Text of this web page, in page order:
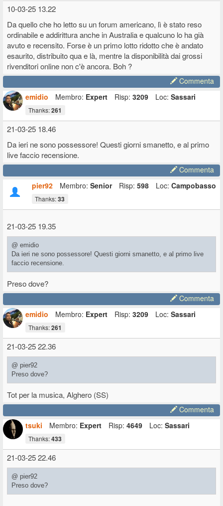
10-03-25 13.22
Da quello che ho letto su un forum americano, lì è stato reso
ordinabile e addirittura anche in Australia e qualcuno lo ha già
avuto e recensito. Forse è un primo lotto ridotto che è andato
esaurito, distribuito qua e là, mentre la disponibilità dai grossi
rivenditori online non c'è ancora. Boh ?
Commenta
emidio
Membro: Expert Risp: 3209 Loc: Sassari
Thanks:261
21-03-25 18.46
Da ieri ne sono possessore! Questi giorni smanetto, e al primo
live faccio recensione.
Commenta
pier92
Membro: Senior Risp: 598 Loc: Campobasso
Thanks:33
21-03-25 19.35
@ emidio
Da ieri ne sono possessore! Questi giorni smanetto, e al primo live
faccio recensione.
Preso dove?
Commenta
emidio
Membro: Expert Risp: 3209 Loc: Sassari
Thanks:261
21-03-25 22.36
@ pier92
Preso dove?
Tot per la musica, Alghero (SS)
Commenta
tsuki
Membro: Expert Risp: 4649 Loc: Sassari
Thanks:433
21-03-25 22.46
@ pier92
Preso dove?